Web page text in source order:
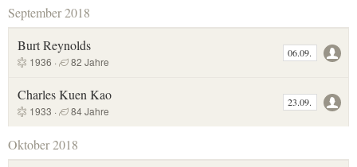
September 2018
Burt Reynolds
1936 · 82 Jahre
06.09.
Charles Kuen Kao
1933 · 84 Jahre
23.09.
Oktober 2018